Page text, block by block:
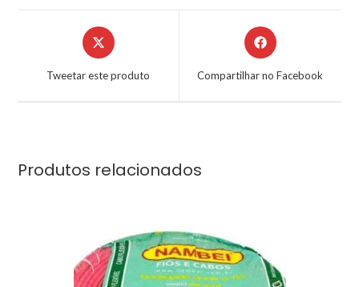
Tweetar este produto Compartilhar no Facebook
Produtos relacionados